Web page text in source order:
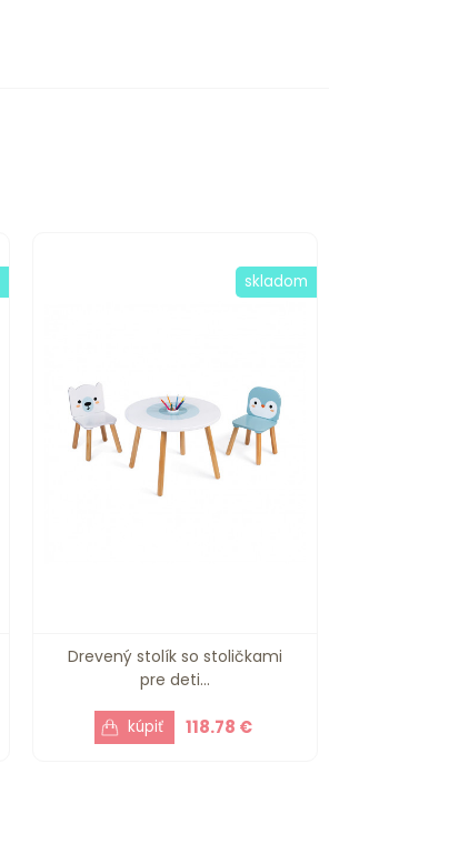
Drevený stolík so stoličkami
pre deti...
118.78 €
skladom